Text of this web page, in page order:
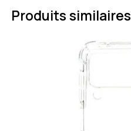
Produits similaires